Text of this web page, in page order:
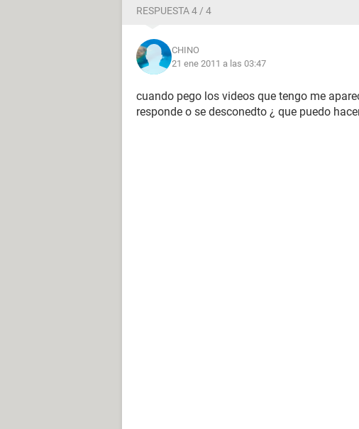
RESPUESTA 4 / 4
CHINO
21 ene 2011 a las 03:47
cuando pego los videos que tengo me
responde o se desconedto ¿ que puedo